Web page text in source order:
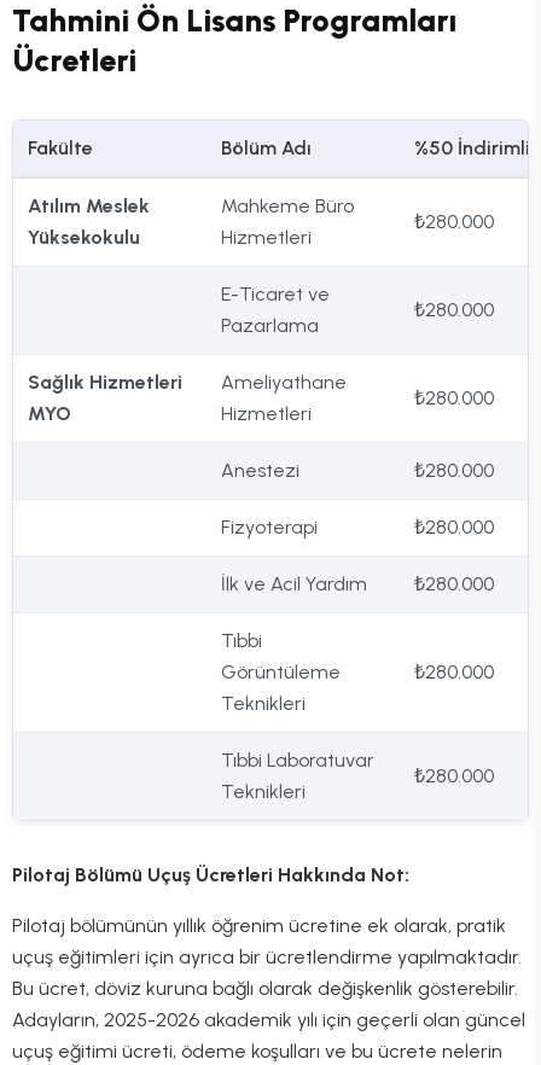
Tahmini Ön Lisans Programları
Ücretleri
Fakülte Bölüm Adı %50 İndirimli
Atılım Meslek
Yüksekokulu
Mahkeme Büro
Hizmetleri
₺280.000
E-Ticaret ve
Pazarlama
₺280.000
Sağlık Hizmetleri
MYO
Ameliyathane
Hizmetleri
₺280.000
Anestezi ₺280.000
Fizyoterapi ₺280.000
İlk ve Acil Yardım ₺280.000
Tıbbi
Görüntüleme
Teknikleri
₺280.000
Tıbbi Laboratuvar
Teknikleri
₺280.000
Pilotaj Bölümü Uçuş Ücretleri Hakkında Not:
Pilotaj bölümünün yıllık öğrenim ücretine ek olarak, pratik
uçuş eğitimleri için ayrıca bir ücretlendirme yapılmaktadır.
Bu ücret, döviz kuruna bağlı olarak değişkenlik gösterebilir.
Adayların, 2025-2026 akademik yılı için geçerli olan güncel
uçuş eğitimi ücreti, ödeme koşulları ve bu ücrete nelerin